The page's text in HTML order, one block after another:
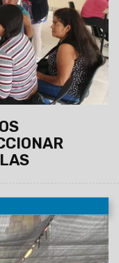
uniformes que
estuvieron
y el secretario de